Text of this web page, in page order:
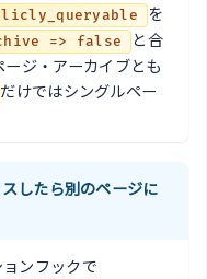
を
=> false
と合
ジ・アーカイブとも
だけではシングルペー
したら別のページに
ンフックで